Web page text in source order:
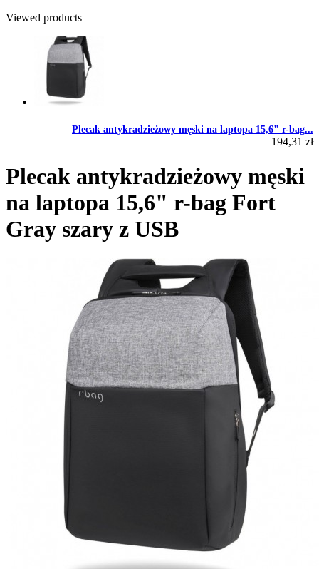
Viewed products
Plecak antykradzieżowy męski na laptopa 15,6" r-bag...
194,31 zł
Plecak antykradzieżowy męski
na laptopa 15,6" r-bag Fort
Gray szary z USB